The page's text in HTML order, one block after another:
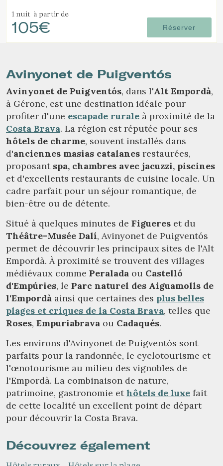
Gérer ma réservation
1 nuit à partir de
105€ Réserver
Avinyonet de Puigventós
Avinyonet de Puigventós, dans l'Alt Empordà,
à Gérone, est une destination idéale pour
profiter d'une escapade rurale à proximité de la
Costa Brava. La région est réputée pour ses
hôtels de charme, souvent installés dans
d'anciennes masias catalanes restaurées,
proposant spa, chambres avec jacuzzi, piscines
et d'excellents restaurants de cuisine locale. Un
cadre parfait pour un séjour romantique, de
bien-être ou de détente.
Situé à quelques minutes de Figueres et du
Théâtre-Musée Dalí, Avinyonet de Puigventós
permet de découvrir les principaux sites de l'Alt
Empordà. À proximité se trouvent des villages
médiévaux comme Peralada ou Castelló
d'Empúries, le Parc naturel des Aiguamolls de
l'Empordà ainsi que certaines des plus belles
plages et criques de la Costa Brava, telles que
Roses, Empuriabrava ou Cadaqués.
Les environs d'Avinyonet de Puigventós sont
parfaits pour la randonnée, le cyclotourisme et
l'œnotourisme au milieu des vignobles de
l'Empordà. La combinaison de nature,
patrimoine, gastronomie et hôtels de luxe fait
de cette localité un excellent point de départ
pour découvrir la Costa Brava.
Découvrez également